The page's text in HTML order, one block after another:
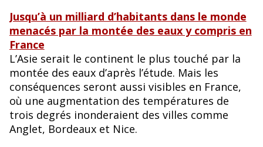
Jusqu’à un milliard d’habitants dans le monde
menacés par la montée des eaux y compris en
France
L’Asie serait le continent le plus touché par la
montée des eaux d’après l’étude. Mais les
conséquences seront aussi visibles en France,
où une augmentation des températures de
trois degrés inonderaient des villes comme
Anglet, Bordeaux et Nice.